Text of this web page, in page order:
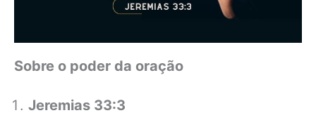
Sobre o poder da oração
Jeremias 33:3